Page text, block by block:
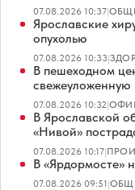
07.08.2026 10:37|
Ярославские
опухолью
07.08.2026 10:33|
В пешеходном
свежеуложенную
07.08.2026 10:32|
В Ярославской
«Нивой»
07.08.2026 10:17|
В «Ярдормосте»
07.08.2026 09:51|